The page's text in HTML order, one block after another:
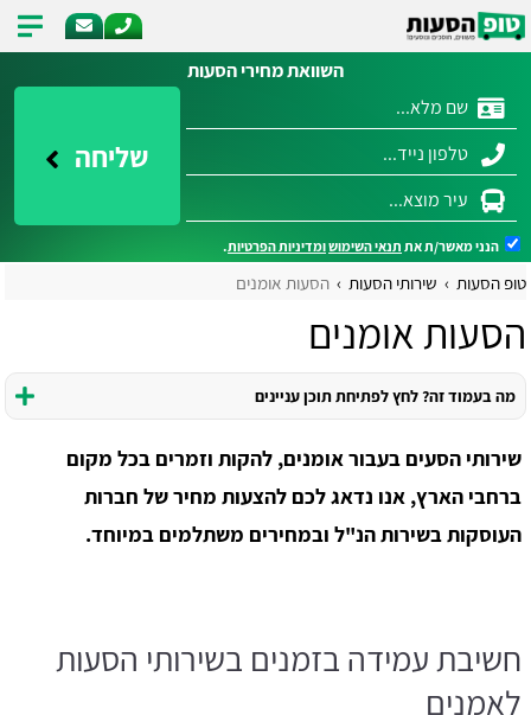
השוואת מחירי הסעות
שליחה
הנני מאשר/ת את תנאי השימושומדיניות הפרטיות.
טופ הסעות שירותי הסעות הסעות אומנים
הסעות אומנים
מה בעמוד זה? לחץ לפתיחת תוכן עניינים
שירותי הסעים בעבור אומנים, להקות וזמרים בכל מקום
ברחבי הארץ, אנו נדאג לכם להצעות מחיר של חברות
העוסקות בשירות הנ"ל ובמחירים משתלמים במיוחד.
חשיבת עמידה בזמנים בשירותי הסעות
לאמנים